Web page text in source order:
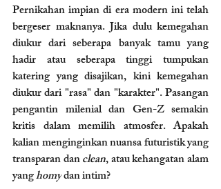
Pernikahan impian di era modern ini telah
bergeser maknanya. Jika dulu kemegahan
diukur dari seberapa banyak tamu yang
hadir atau seberapa tinggi tumpukan
katering yang disajikan, kini kemegahan
diukur dari "rasa" dan "karakter". Pasangan
pengantin milenial dan Gen-Z semakin
kritis dalam memilih atmosfer. Apakah
kalian menginginkan nuansa futuristik yang
transparan dan clean, atau kehangatan alam
yang homy dan intim?